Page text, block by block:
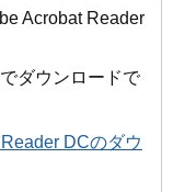
Acrobat Reader
ダウンロードで
DCのダウ